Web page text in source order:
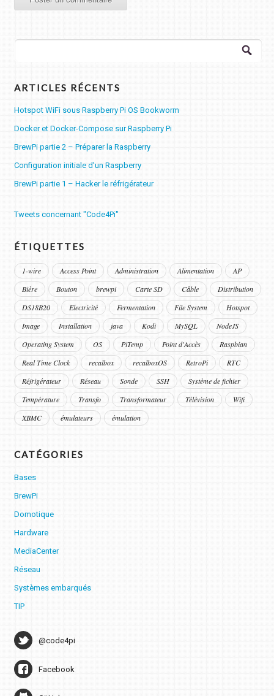
Rechercher :
ARTICLES RÉCENTS
Hotspot WiFi sous Raspberry Pi OS Bookworm
Docker et Docker-Compose sur Raspberry Pi
BrewPi partie 2 – Préparer la Raspberry
Configuration initiale d’un Raspberry
BrewPi partie 1 – Hacker le réfrigérateur
Tweets concernant "Code4Pi"
ÉTIQUETTES
1-wire Access Point Administration Alimentation
AP
Bière
Bouton brewpi Carte SD Câble
Distribution
DS18B20
Electricité Fermentation File System
Hotspot
Image
Installation java Kodi MySQL
NodeJS
Operating System
OS PiTemp Point d'Accès
Raspbian
Real Time Clock
recalbox recalboxOS RetroPi
RTC
Réfrigérateur
Réseau Sonde SSH
Système de fichier
Température
Transfo Transformateur Télévision
Wifi
XBMC
émulateurs émulation
CATÉGORIES
Bases
BrewPi
Domotique
Hardware
MediaCenter
Réseau
Systèmes embarqués
TIP
@code4pi
Facebook